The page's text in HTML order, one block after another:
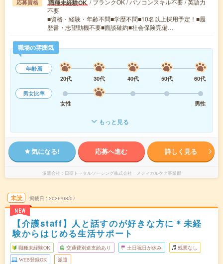
応募資格 職種未経験OK
不要
■資格・経験・年齢不問■学歴不問■10名以上採用予定！■履
歴書・志望動機不要■面談確約■社会保険完備…
職場の雰囲気
年齢層
20代
30代 40代 50代
60代
男女比率
女性
男性
もっと見る
気になる! 応募へ進む 詳しく見る
派遣会社 日研トータルソーシング株式会社 メディカルケア事業部
未読
NEW
掲載日 2026/08/07
【介護staff】人と話すのが好きな方に＊未経
験からはじめる生活サポート
職種未経験OK 交通費別途支給あり 土日祝日が休み 残業なし
WEB登録OK 派遣